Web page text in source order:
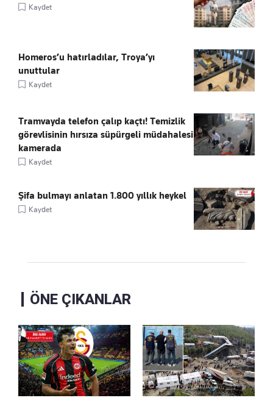
Kaydet
Homeros’u hatırladılar, Troya’yı
unuttular
Kaydet
Tramvayda telefon çalıp kaçtı! Temizlik
görevlisinin hırsıza süpürgeli müdahalesi
kamerada
Kaydet
Şifa bulmayı anlatan 1.800 yıllık heykel
Kaydet
ÖNE ÇIKANLAR